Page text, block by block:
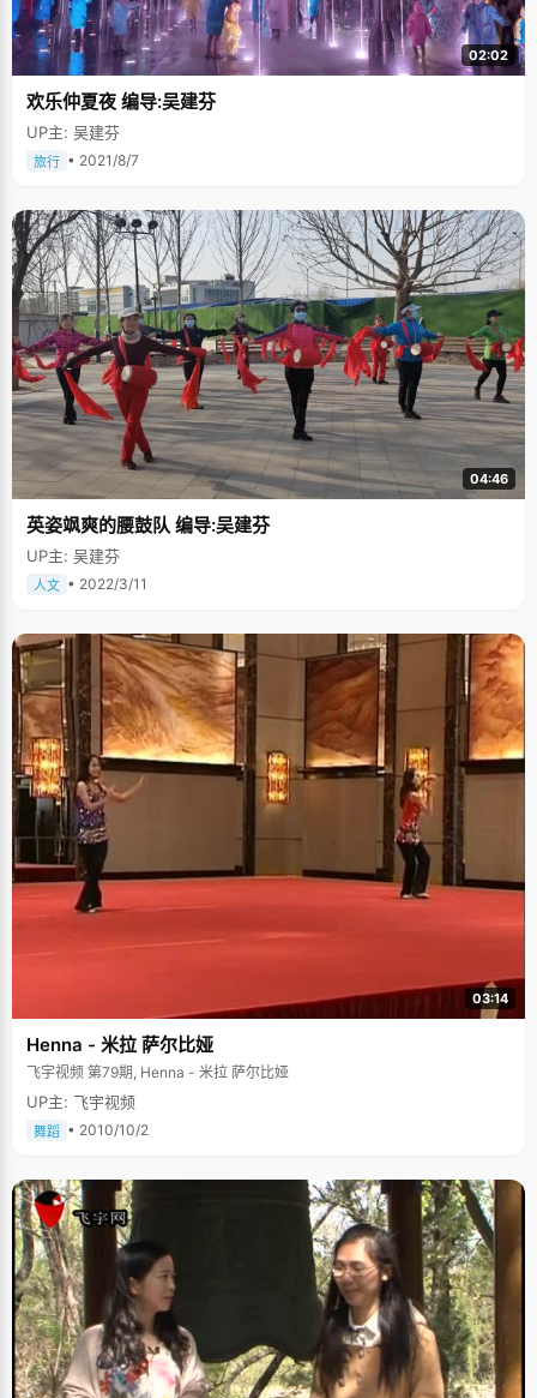
02:02
欢乐仲夏夜 编导:吴建芬
UP主: 吴建芬
旅行 • 2021/8/7
04:46
英姿飒爽的腰鼓队 编导:吴建芬
UP主: 吴建芬
人文 • 2022/3/11
03:14
Henna - 米拉 萨尔比娅
飞宇视频 第79期, Henna - 米拉 萨尔比娅
UP主: 飞宇视频
舞蹈 • 2010/10/2